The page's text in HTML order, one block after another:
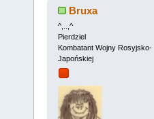
Bruxa
^,..,^
Pierdziel
Kombatant Wojny Rosyjsko-
Japońskiej